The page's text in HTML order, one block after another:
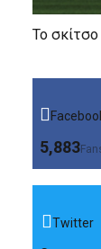
Το σκίτσο
5,883
Twitter